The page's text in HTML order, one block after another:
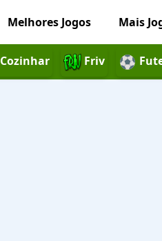
Melhores Jogos Mais
Cozinhar Friv